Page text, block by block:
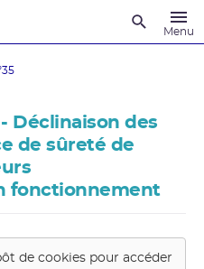
Menu
Déclinaison des
de sûreté de
fonctionnement
de cookies pour accéder